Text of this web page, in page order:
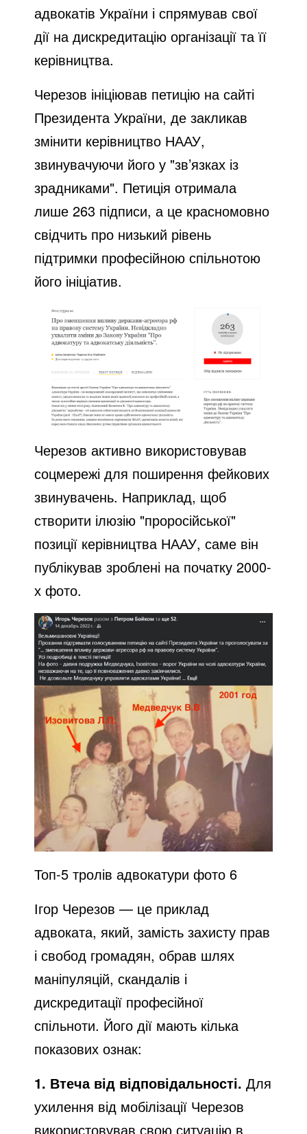
адвокатів України і спрямував свої
дії на дискредитацію організації та її
керівництва.
Черезов ініціював петицію на сайті
Президента України, де закликав
змінити керівництво НААУ,
звинувачуючи його у "зв’язках із
зрадниками". Петиція отримала
лише 263 підписи, а це красномовно
свідчить про низький рівень
підтримки професійною спільнотою
його ініціатив.
Черезов активно використовував
соцмережі для поширення фейкових
звинувачень. Наприклад, щоб
створити ілюзію "проросійської"
позиції керівництва НААУ, саме він
публікував зроблені на початку 2000-
х фото.
Топ-5 тролів адвокатури фото 6
Ігор Черезов — це приклад
адвоката, який, замість захисту прав
і свобод громадян, обрав шлях
маніпуляцій, скандалів і
дискредитації професійної
спільноти. Його дії мають кілька
показових ознак:
1. Втеча від відповідальності. Для
ухилення від мобілізації Черезов
використовував свою ситуацію в